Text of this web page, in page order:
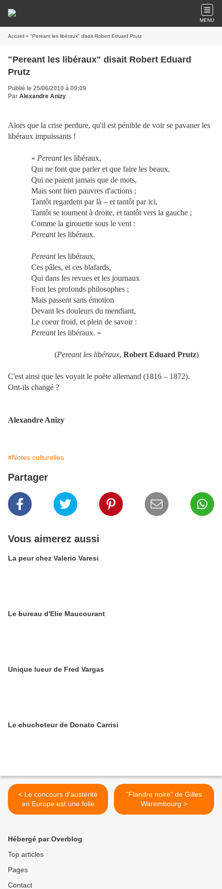
MENU
Accueil » "Pereant les libéraux" disait Robert Eduard Prutz
"Pereant les libéraux" disait Robert Eduard
Prutz
Publié le 25/06/2010 à 09:09
Par Alexandre Anizy
Alors que la crise perdure, qu'il est pénible de voir se pavaner les
libéraux impuissants !
« Pereantles libéraux,
Qui ne font que parler et que faire les beaux,
Qui ne paient jamais que de mots,
Mais sont bien pauvres d'actions ;
Tantôt regardent par là – et tantôt par ici,
Tantôt se tournent à droite, et tantôt vers la gauche ;
Comme la girouette sous le vent :
Pereantles libéraux.
Pereantles libéraux,
Ces pâles, et ces blafards,
Qui dans les revues et les journaux
Font les profonds philosophes ;
Mais passent sans émotion
Devant les douleurs du mendiant,
Le coeur froid, et plein de savoir :
Pereantles libéraux. »
(Pereant les libéraux,Robert Eduard Prutz)
C'est ainsi que les voyait le poète allemand (1816 – 1872).
Ont-ils changé ?
Alexandre Anizy
#Notes culturelles
Partager
Vous aimerez aussi
La peur chez Valerio Varesi
Le bureau d'Elie Maucourant
Unique lueur de Fred Vargas
Le chuchoteur de Donato Carrisi
< Le concours d'austérité
en Europe est une folie
"Flandre noire" de Gilles
Warembourg >
Hébergé par Overblog
Top articles
Pages
Contact